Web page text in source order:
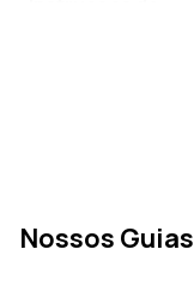
Nossos Guias